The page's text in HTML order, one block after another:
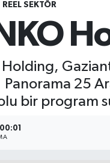
REEL SEKTÖR
Panorama 25
bir program